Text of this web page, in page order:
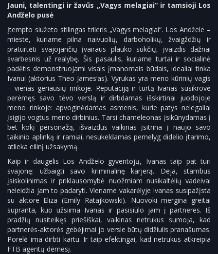
Jauni, talentingi ir žavūs „Vagys melagiai“ ir tamsioji Los
Andželo pusė
Įtempto siužeto stilingas trileris „Vagys melagiai“. Los Andžele –
mieste, kuriame pilna naivuolių, darboholikų, žvaigždžių ir
praturtėti svajojančių įvairaus plauko sukčių, įvaizdis dažnai
svarbesnis už realybę. Šis pasaulis, kuriame turtai ir socialinė
padėtis demonstruojami visais įmanomais būdais, idealiai tinka
Ivanui (aktorius Theo James‘as). Vyrukas yra meno kūrinių vagis
– vienas geriausių rinkoje. Reputaciją ir turtą Ivanas susikrovė
perėmęs savo tėvo verslą ir dirbdamas išskirtinai juodojoje
meno rinkoje: apvoginėdamas asmenis, kurie patys nelegaliai
įsigijo vogtus meno dirbinius. Tarsi chameleonas įsikūnydamas į
bet kokį personažą, išvaizdus vaikinas įsitrina į naujo savo
taikinio aplinką ir ramiai, nesukeldamas pernelyg didelio įtarimo,
atlieka eilinį užsakymą.
Kaip ir daugelis Los Andželo gyventojų, Ivanas taip pat turi
svajonę: užbaigti savo kriminalinę karjerą. Deja, stambus
įsiskolinimas ir priklausomybė nuožmiam nusikaltėlių vadeivai
neleidžia jam to padaryti. Viename vakarėlyje Ivanas susipažįsta
su aktore Eliza (Emily Ratajkowski). Nuovoki mergina greitai
supranta, kuo užsiima Ivanas ir pasisiūlo jam į partneres. Iš
pradžių nusiteikęs priešiškai, vaikinas netrukus sumoja, kad
partnerės-aktorės gebėjimai jo versle būtų didžiulis pranašumas.
Porelė ima dirbti kartu. Ir taip efektingai, kad netrukus atkreipia
FTB agentų dėmesį.